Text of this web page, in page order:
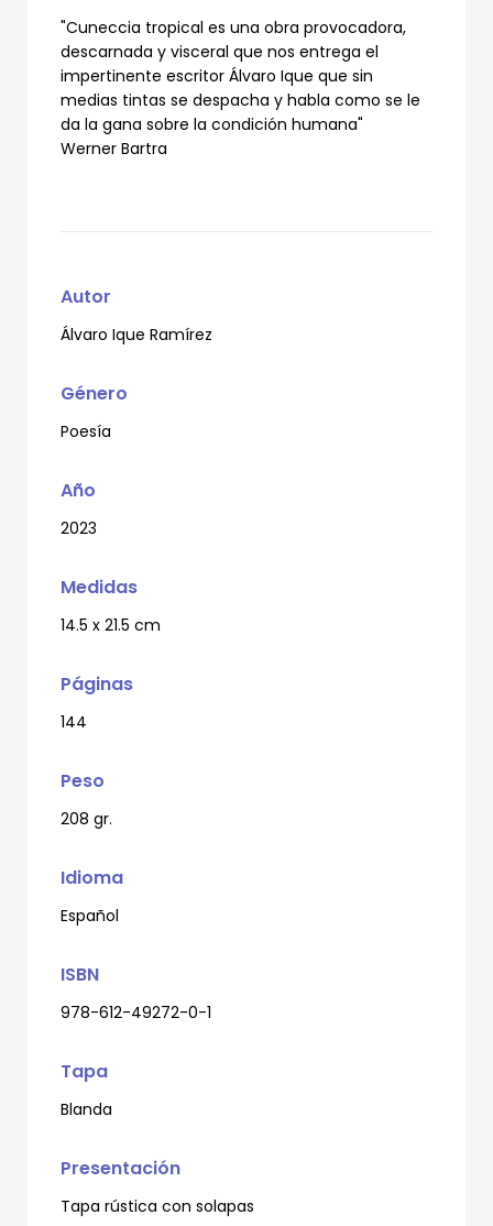
"Cuneccia tropical es una obra provocadora,
descarnada y visceral que nos entrega el
impertinente escritor Álvaro Ique que sin
medias tintas se despacha y habla como se le
da la gana sobre la condición humana"
Werner Bartra
Autor
Álvaro Ique Ramírez
Género
Poesía
Año
2023
Medidas
14.5 x 21.5 cm
Páginas
144
Peso
208 gr.
Idioma
Español
ISBN
978-612-49272-0-1
Tapa
Blanda
Presentación
Tapa rústica con solapas